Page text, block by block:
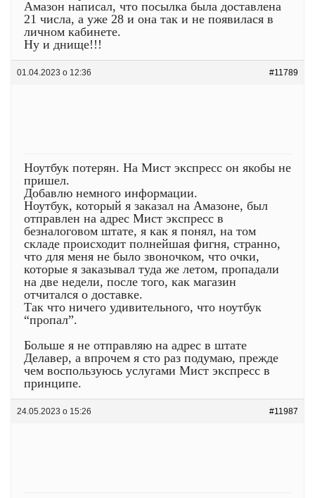
Амазон написал, что посылка была доставлена
21 числа, а уже 28 и она так и не появилася в
личном кабинете.
Ну и днище!!!
01.04.2023 о 12:36 #11789
Ноутбук потерян. На Мист экспресс он якобы не
пришел.
Добавлю немного информации.
Ноутбук, который я заказал на Амазоне, был
отправлен на адрес Мист экспресс в
безналоговом штате, я как я понял, на том
складе происходит полнейшая фигня, странно,
что для меня не было звоночком, что очки,
которые я заказывал туда же летом, пропадали
на две недели, после того, как магазин
отчитался о доставке.
Так что ничего удивительного, что ноутбук
“пропал”.
Больше я не отправляю на адрес в штате
Делавер, а впрочем я сто раз подумаю, прежде
чем воспользуюсь услугами Мист экспресс в
принципе.
24.05.2023 о 15:26 #11987